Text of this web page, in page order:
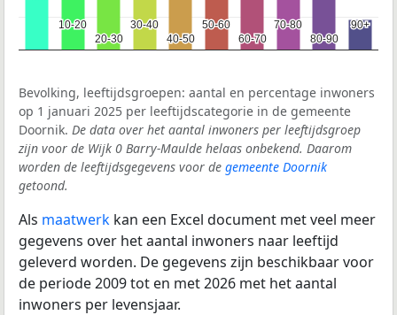
10-20
10-20
20-30
20-30
30-40
30-40
40-50
40-50
50-60
50-60
60-70
60-70
70-80
70-80
80-90
80-90
90+
90+
Bevolking, leeftijdsgroepen: aantal en percentage inwoners
op 1 januari 2025 per leeftijdscategorie in de gemeente
Doornik. De data over het aantal inwoners per leeftijdsgroep
zijn voor de Wijk 0 Barry-Maulde helaas onbekend. Daarom
worden de leeftijdsgegevens voor de gemeente Doornik
getoond.
Als maatwerk kan een Excel document met veel meer
gegevens over het aantal inwoners naar leeftijd
geleverd worden. De gegevens zijn beschikbaar voor
de periode 2009 tot en met 2026 met het aantal
inwoners per levensjaar.